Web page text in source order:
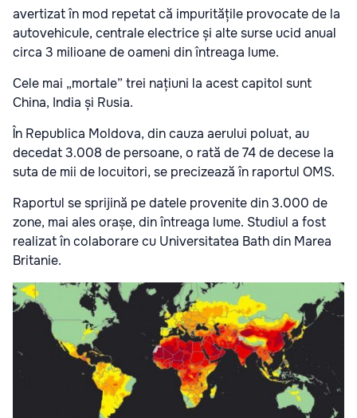
avertizat în mod repetat că impuritățile provocate de la
autovehicule, centrale electrice și alte surse ucid anual
circa 3 milioane de oameni din întreaga lume.
Cele mai „mortale” trei națiuni la acest capitol sunt
China, India și Rusia.
În Republica Moldova, din cauza aerului poluat, au
decedat 3.008 de persoane, o rată de 74 de decese la
suta de mii de locuitori, se precizează în raportul OMS.
Raportul se sprijină pe datele provenite din 3.000 de
zone, mai ales orașe, din întreaga lume. Studiul a fost
realizat în colaborare cu Universitatea Bath din Marea
Britanie.